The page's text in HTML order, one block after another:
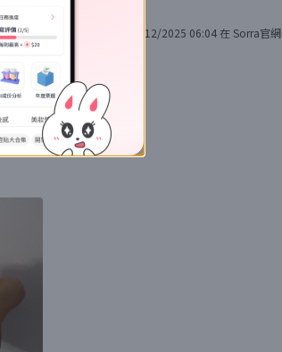
8/12/2025 06:04 在Sorra官網